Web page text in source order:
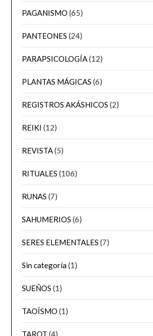
PAGANISMO (65)
PANTEONES (24)
PARAPSICOLOGÍA(12)
PLANTAS MÁGICAS (6)
REGISTROS AKÁSHICOS (2)
REIKI (12)
REVISTA(5)
RITUALES (106)
RUNAS (7)
SAHUMERIOS (6)
SERES ELEMENTALES (7)
Sin categoría(1)
SUEÑOS (1)
TAOÍSMO (1)
TAROT (4)